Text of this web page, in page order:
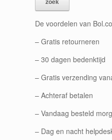
De voordelen van
– Gratis retourneren
– 30 dagen bedenktijd
– Gratis verzending
– Achteraf betalen
– Vandaag besteld
– Dag en nacht